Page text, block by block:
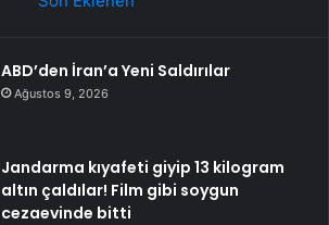
ABD’den İran’a Yeni Saldırılar
Ağustos 9, 2026
Jandarma kıyafeti giyip 13 kilogram
altın çaldılar! Film gibi soygun
cezaevinde bitti